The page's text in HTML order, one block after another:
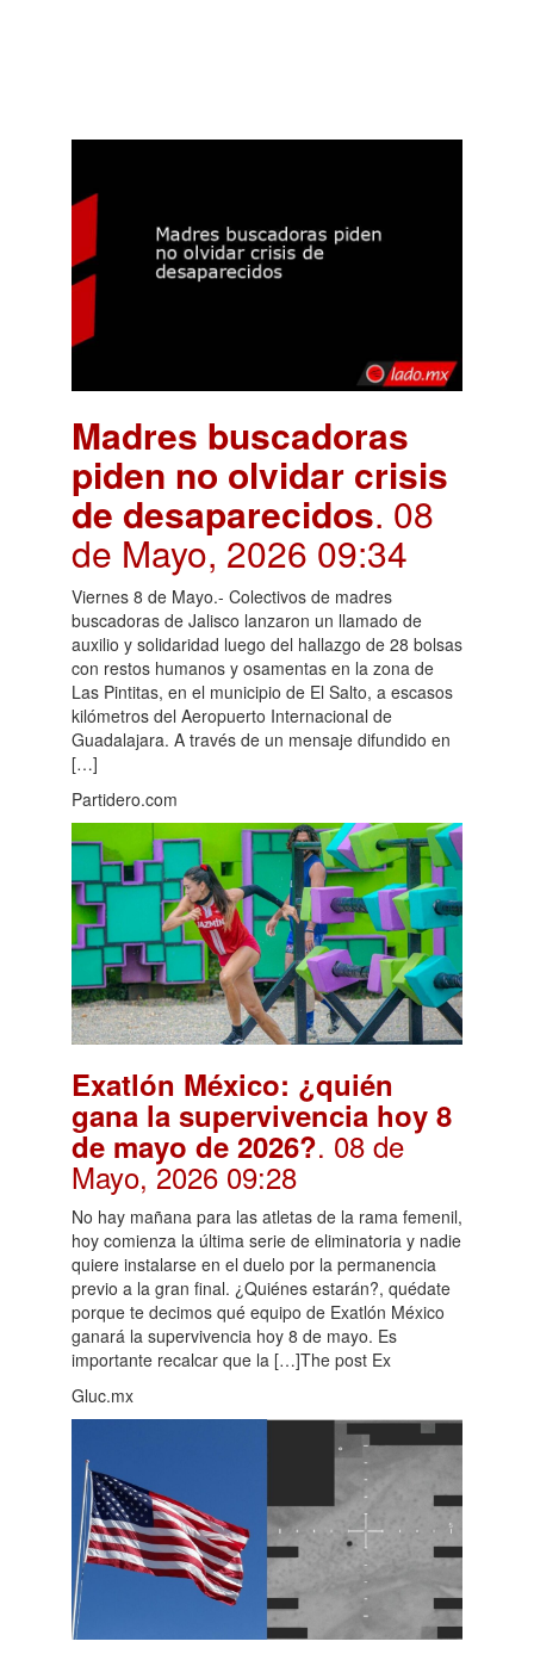
Madres buscadoras
piden no olvidar crisis
de desaparecidos. 08
de Mayo, 2026 09:34
Viernes 8 de Mayo.- Colectivos de madres
buscadoras de Jalisco lanzaron un llamado de
auxilio y solidaridad luego del hallazgo de 28 bolsas
con restos humanos y osamentas en la zona de
Las Pintitas, en el municipio de El Salto, a escasos
kilómetros del Aeropuerto Internacional de
Guadalajara. A través de un mensaje difundido en
[…]
Partidero.com
Exatlón México: ¿quién
gana la supervivencia hoy 8
de mayo de 2026?. 08 de
Mayo, 2026 09:28
No hay mañana para las atletas de la rama femenil,
hoy comienza la última serie de eliminatoria y nadie
quiere instalarse en el duelo por la permanencia
previo a la gran final. ¿Quiénes estarán?, quédate
porque te decimos qué equipo de Exatlón México
ganará la supervivencia hoy 8 de mayo. Es
importante recalcar que la […]The post Ex
Gluc.mx